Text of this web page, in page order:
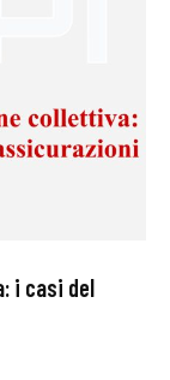
i casi del